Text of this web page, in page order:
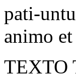
pati-
animo
TEXTO